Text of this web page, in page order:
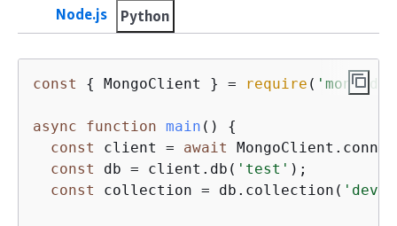
Node.js Python
const { MongoClient } = require ( 'mongodb'
async function main ( ) {
const
client = await
const
db = client.db( 'test' );
const
collection = db.collection(